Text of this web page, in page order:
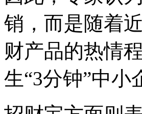
销，而是随着
财产品的热情
生“3分钟”中小